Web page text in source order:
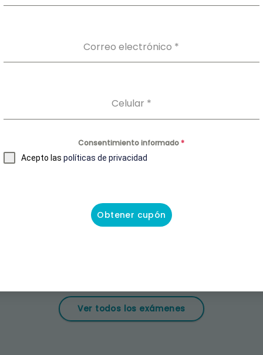
Correo electrónico *
Celular *
Consentimiento informado*
Acepto las políticas de privacidad
Obtener cupón
También puedes estar buscando
Ver todos los exámenes